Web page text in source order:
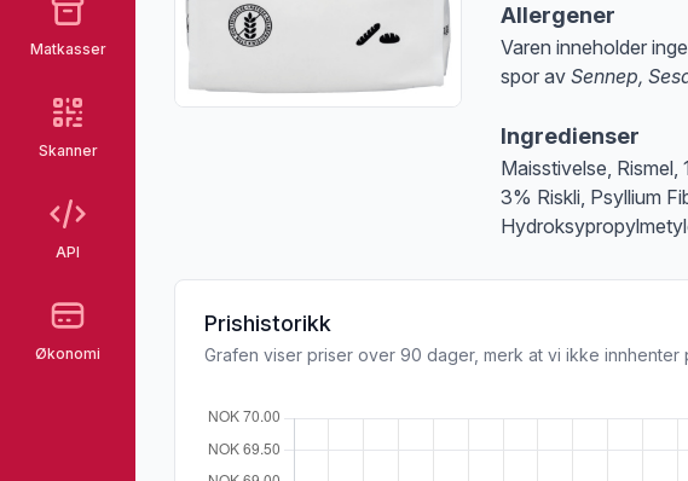
Matkasser
Skanner
API
Økonomi
Allergener
Varen inneholder
spor av Sennep,
at denne
Ingredienser
Maisstivelse,
3% Riskli, Psyllium
Prishistorikk
Grafen viser priser over 90 dager, merk at vi ikke